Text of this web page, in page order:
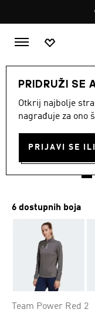
PRIDRUŽI SE
Otkrij najbolje
nagrađuje za ono
Odjeća
ENT22
€ 24.00
20.00 Posljednja
Originalna
Cijena umanjena od
€ 40.00za
6 dostupnih boja
Team Power Red 2